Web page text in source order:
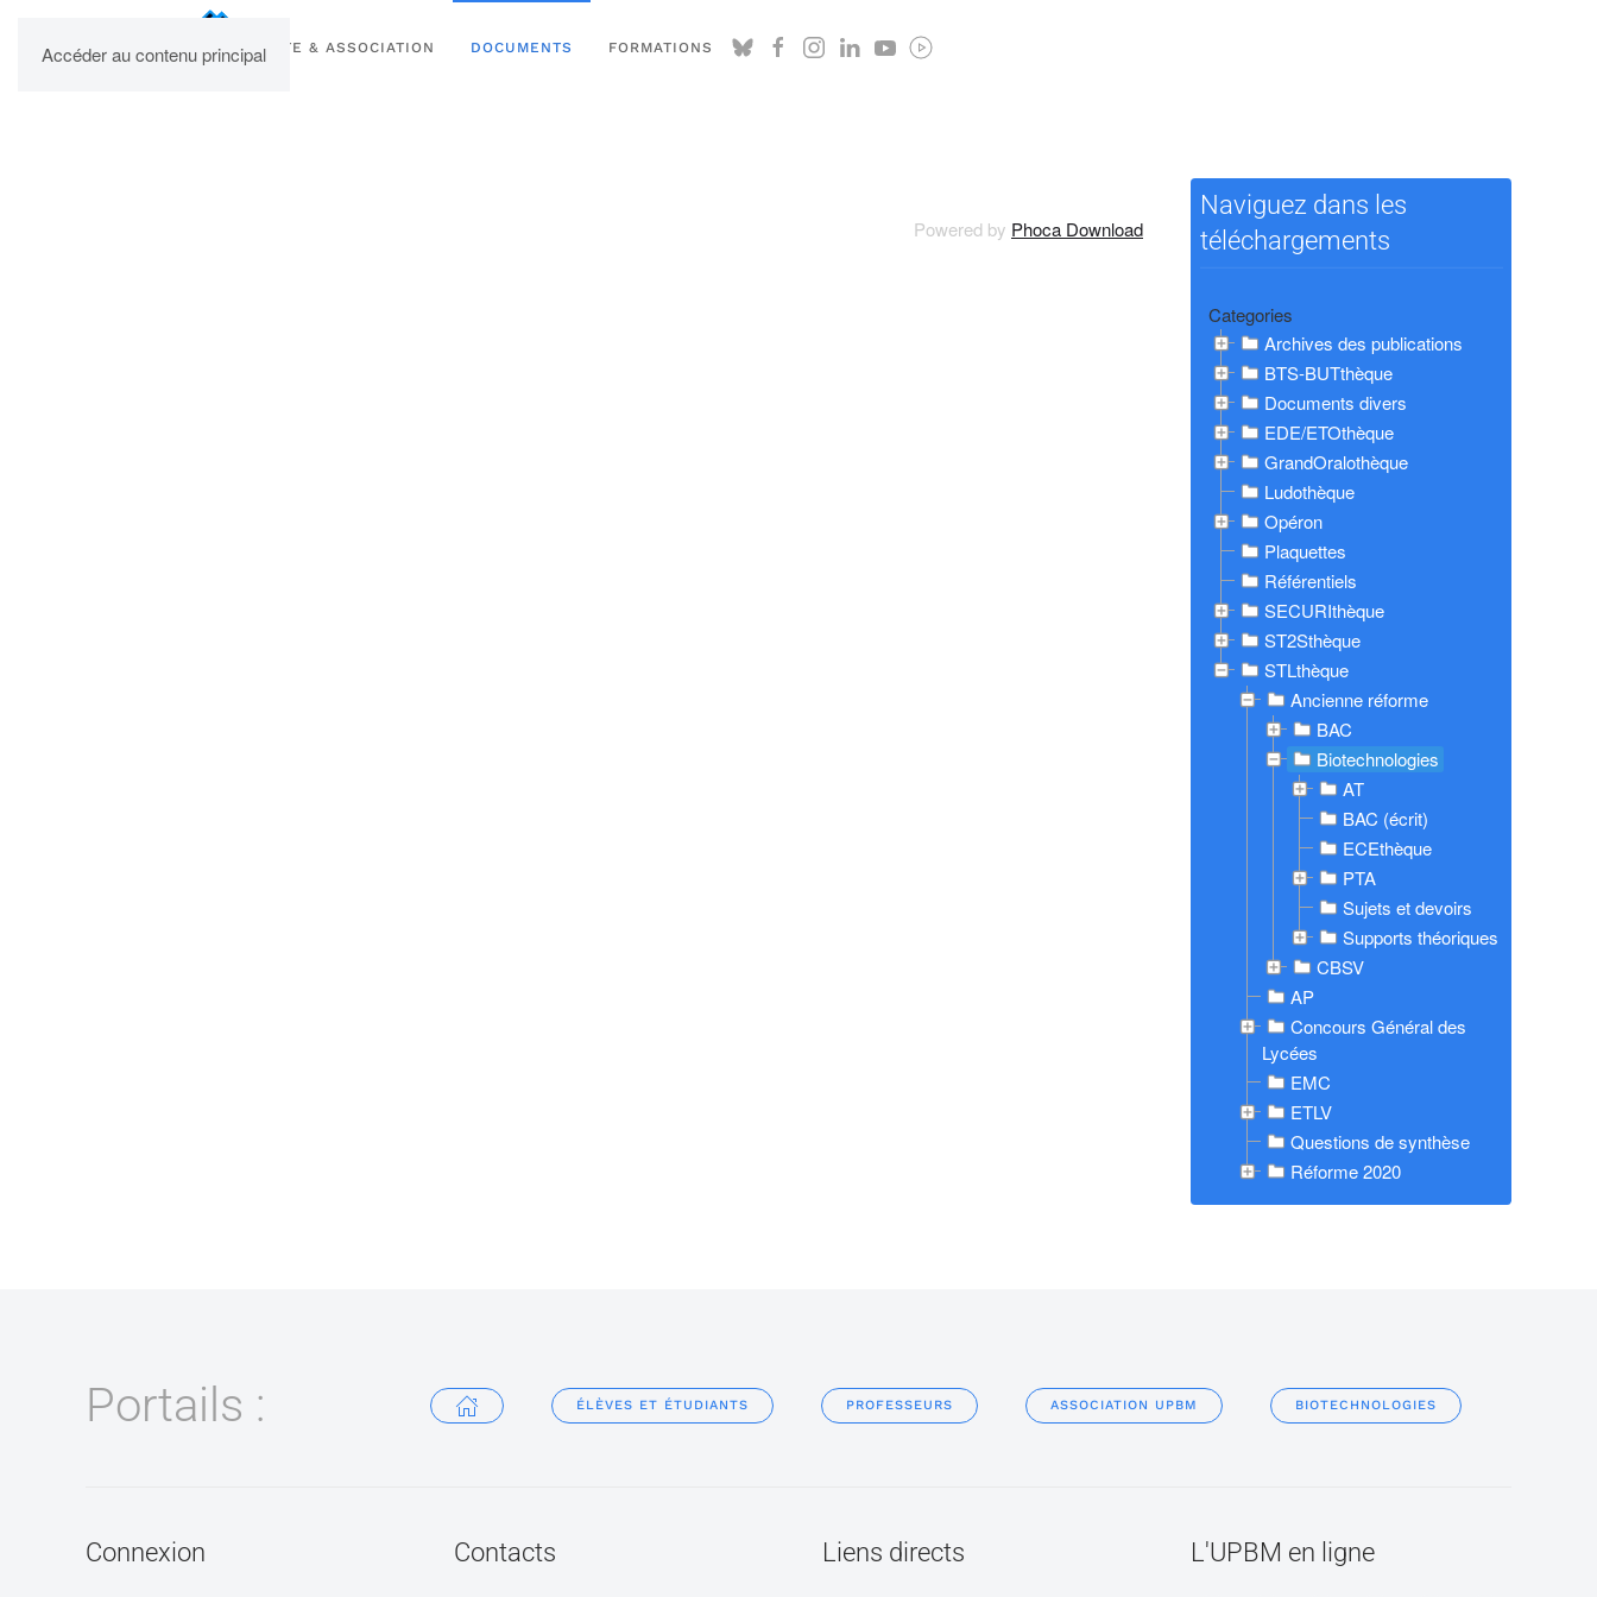
Accéder au contenu principal
UPBM SITE & ASSOCIATION DOCUMENTS FORMATIONS
Powered by Phoca Download
Naviguez dans les
téléchargements
Categories
Archives des publications
BTS-BUTthèque
Documents divers
EDE/ETOthèque
GrandOralothèque
Ludothèque
Opéron
Plaquettes
Référentiels
SECURIthèque
ST2Sthèque
STLthèque
Ancienne réforme
BAC
Biotechnologies
AT
BAC (écrit)
ECEthèque
PTA
Sujets et devoirs
Supports théoriques
CBSV
AP
Concours Général des
Lycées
EMC
ETLV
Questions de synthèse
Réforme 2020
Portails : ÉLÈVES ET ÉTUDIANTS PROFESSEURS ASSOCIATION UPBM BIOTECHNOLOGIES
Connexion Contacts Liens directs L'UPBM en ligne